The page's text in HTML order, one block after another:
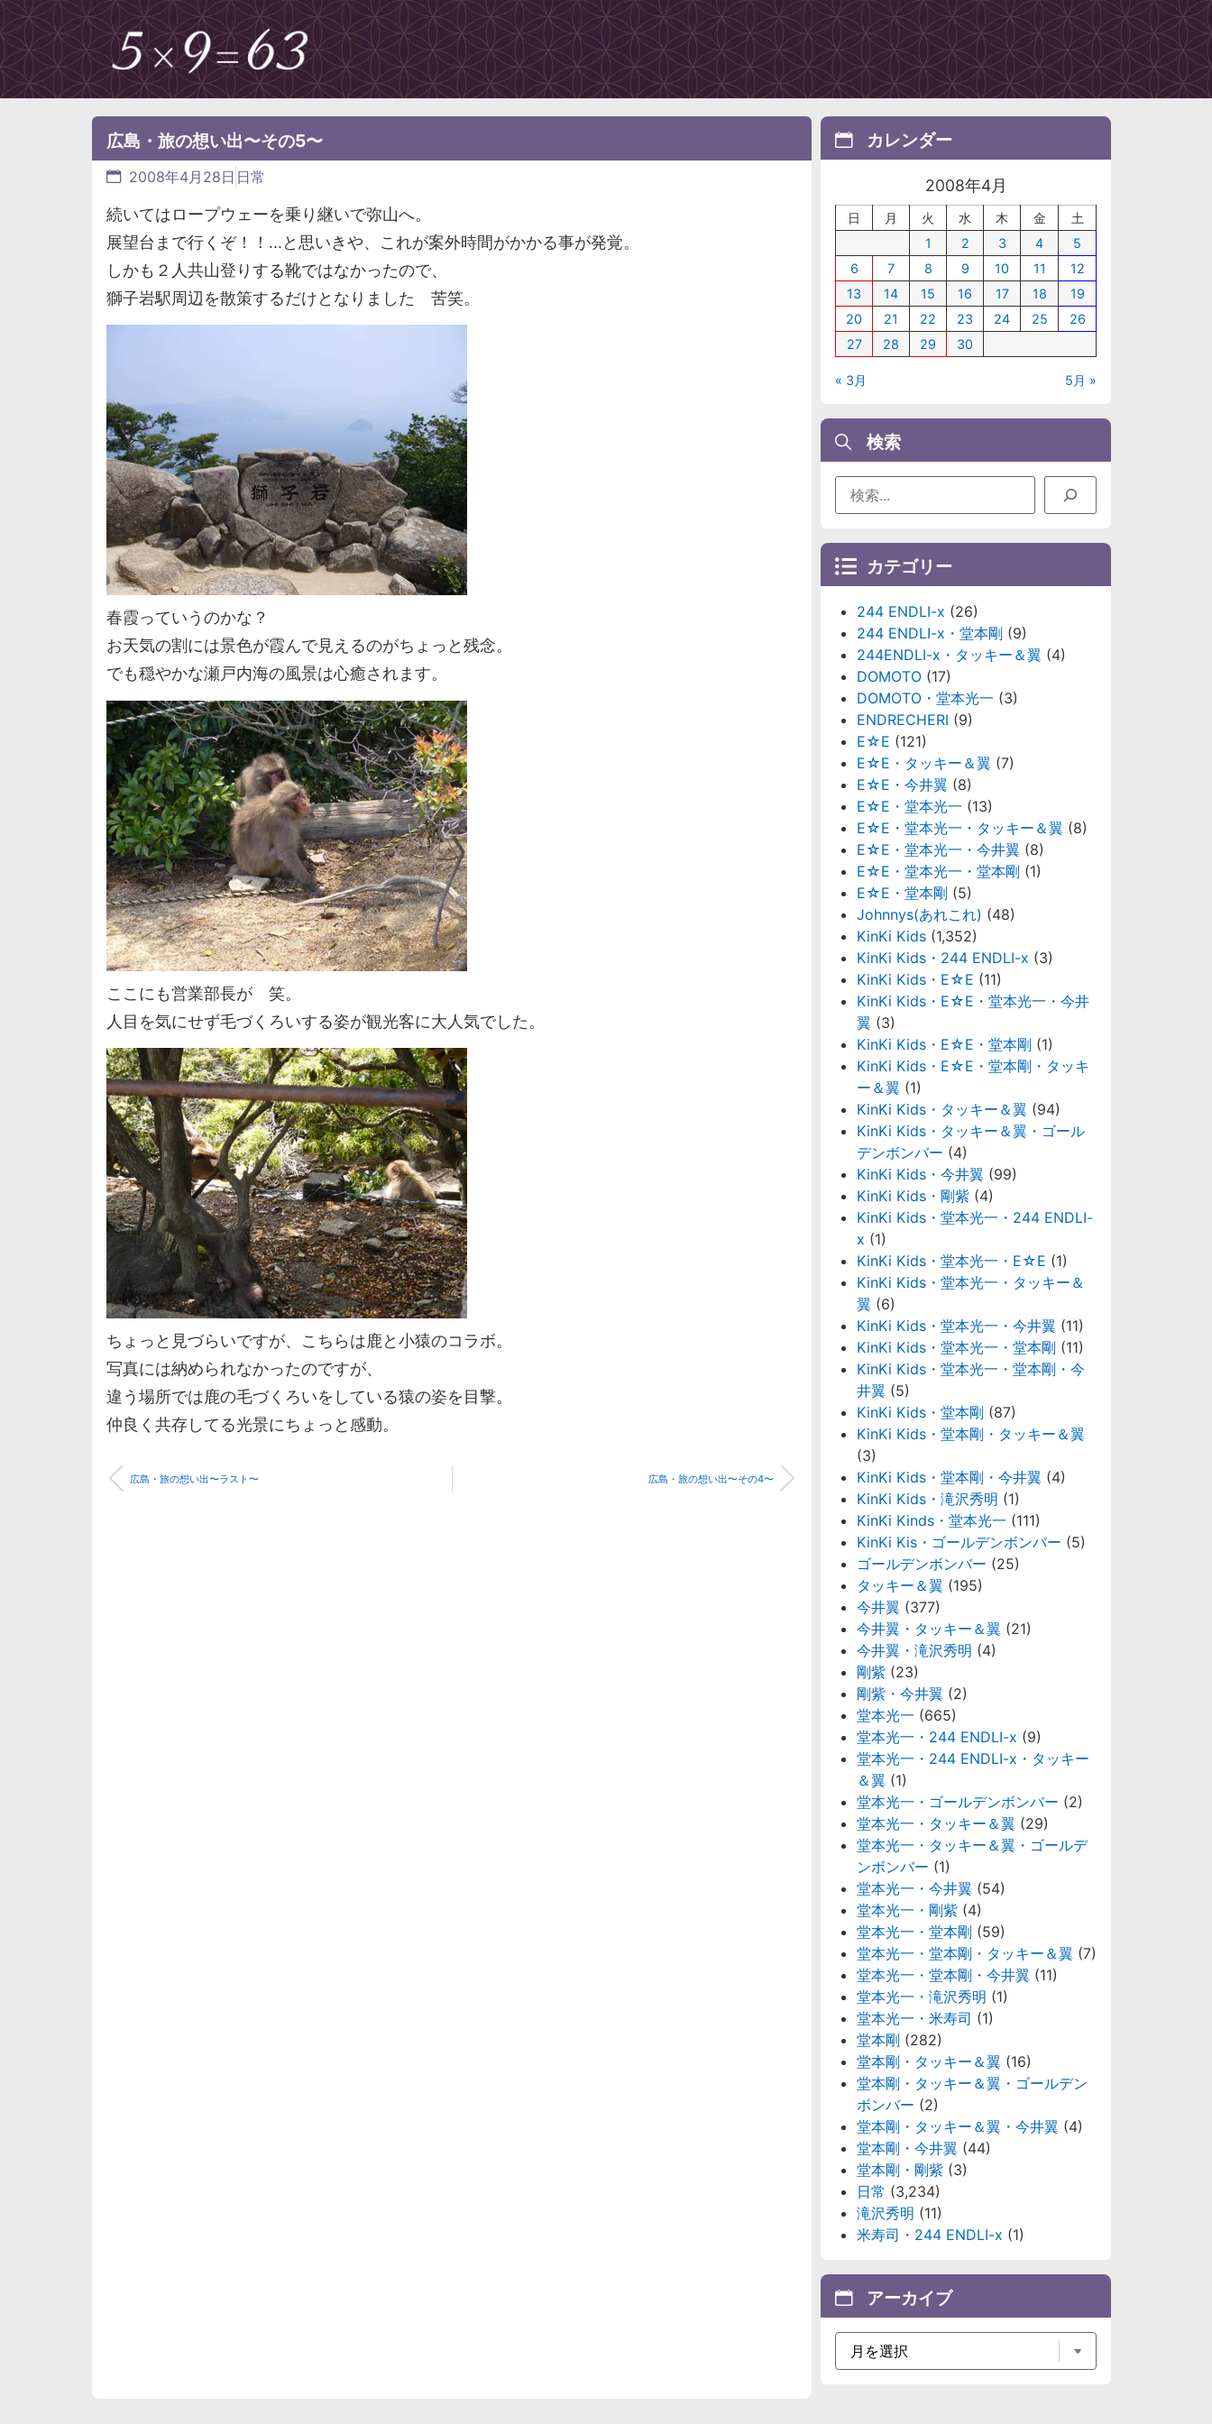
広島・旅の想い出〜その5〜
2008年4月28日 日常
続いてはロープウェーを乗り継いで弥山へ。
展望台まで行くぞ！！...と思いきや、これが案外時間がかかる事が発覚。
しかも２人共山登りする靴ではなかったので、
獅子岩駅周辺を散策するだけとなりました 苦笑。
春霞っていうのかな？
お天気の割には景色が霞んで見えるのがちょっと残念。
でも穏やかな瀬戸内海の風景は心癒されます。
ここにも営業部長が 笑。
人目を気にせず毛づくろいする姿が観光客に大人気でした。
ちょっと見づらいですが、こちらは鹿と小猿のコラボ。
写真には納められなかったのですが、
違う場所では鹿の毛づくろいをしている猿の姿を目撃。
仲良く共存してる光景にちょっと感動。
広島・旅の想い出〜ラスト〜 広島・旅の想い出〜その4〜
カレンダー
2008年4月
日 月 火 水 木 金
土
1
2 3 4
5
6
7 8 9 10 11
12
13
14 15 16 17 18
19
20
21 22 23 24 25
26
27
28 29 30
« 3月 5月 »
検索
カテゴリー
244 ENDLI-x (26)
244 ENDLI-x・堂本剛 (9)
244ENDLI-x・タッキー＆翼 (4)
DOMOTO (17)
DOMOTO・堂本光一 (3)
ENDRECHERI (9)
E☆E (121)
E☆E・タッキー＆翼 (7)
E☆E・今井翼 (8)
E☆E・堂本光一 (13)
E☆E・堂本光一・タッキー＆翼 (8)
E☆E・堂本光一・今井翼 (8)
E☆E・堂本光一・堂本剛 (1)
E☆E・堂本剛 (5)
Johnnys(あれこれ) (48)
KinKi Kids (1,352)
KinKi Kids・244 ENDLI-x (3)
KinKi Kids・E☆E (11)
KinKi Kids・E☆E・堂本光一・今井
翼 (3)
KinKi Kids・E☆E・堂本剛 (1)
KinKi Kids・E☆E・堂本剛・タッキ
ー＆翼 (1)
KinKi Kids・タッキー＆翼 (94)
KinKi Kids・タッキー＆翼・ゴール
デンボンバー (4)
KinKi Kids・今井翼 (99)
KinKi Kids・剛紫 (4)
KinKi Kids・堂本光一・244 ENDLI-
x (1)
KinKi Kids・堂本光一・E☆E (1)
KinKi Kids・堂本光一・タッキー＆
翼 (6)
KinKi Kids・堂本光一・今井翼 (11)
KinKi Kids・堂本光一・堂本剛 (11)
KinKi Kids・堂本光一・堂本剛・今
井翼 (5)
KinKi Kids・堂本剛 (87)
KinKi Kids・堂本剛・タッキー＆翼
(3)
KinKi Kids・堂本剛・今井翼 (4)
KinKi Kids・滝沢秀明 (1)
KinKi Kinds・堂本光一 (111)
KinKi Kis・ゴールデンボンバー (5)
ゴールデンボンバー (25)
タッキー＆翼 (195)
今井翼 (377)
今井翼・タッキー＆翼 (21)
今井翼・滝沢秀明 (4)
剛紫 (23)
剛紫・今井翼 (2)
堂本光一 (665)
堂本光一・244 ENDLI-x (9)
堂本光一・244 ENDLI-x・タッキー
＆翼 (1)
堂本光一・ゴールデンボンバー (2)
堂本光一・タッキー＆翼 (29)
堂本光一・タッキー＆翼・ゴールデ
ンボンバー (1)
堂本光一・今井翼 (54)
堂本光一・剛紫 (4)
堂本光一・堂本剛 (59)
堂本光一・堂本剛・タッキー＆翼 (7)
堂本光一・堂本剛・今井翼 (11)
堂本光一・滝沢秀明 (1)
堂本光一・米寿司 (1)
堂本剛 (282)
堂本剛・タッキー＆翼 (16)
堂本剛・タッキー＆翼・ゴールデン
ボンバー (2)
堂本剛・タッキー＆翼・今井翼 (4)
堂本剛・今井翼 (44)
堂本剛・剛紫 (3)
日常 (3,234)
滝沢秀明 (11)
米寿司・244 ENDLI-x (1)
アーカイブ